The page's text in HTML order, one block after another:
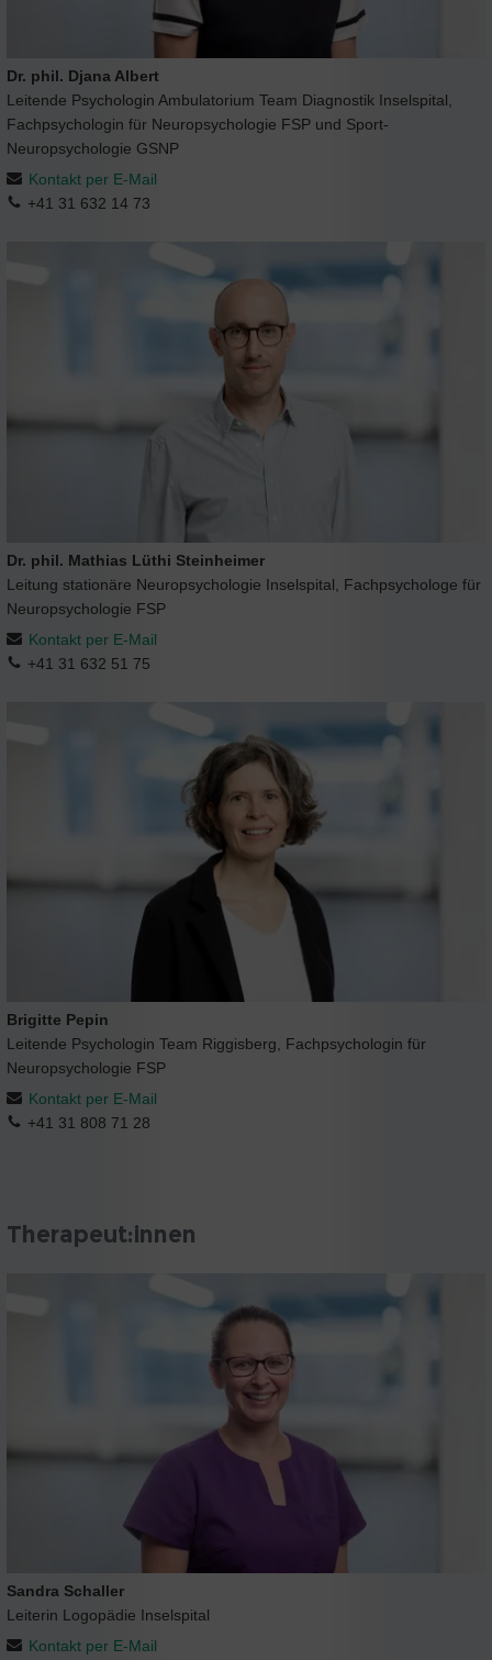
Dr. phil. Djana Albert
Leitende Psychologin Ambulatorium Team Diagnostik Inselspital,
Fachpsychologin für Neuropsychologie FSP und Sport-
Neuropsychologie GSNP
Kontakt per E-Mail
+41 31 632 14 73
Dr. phil. Mathias Lüthi Steinheimer
Leitung stationäre Neuropsychologie Inselspital, Fachpsychologe für
Neuropsychologie FSP
Kontakt per E-Mail
+41 31 632 51 75
Brigitte Pepin
Leitende Psychologin Team Riggisberg, Fachpsychologin für
Neuropsychologie FSP
Kontakt per E-Mail
+41 31 808 71 28
Therapeut:innen
Sandra Schaller
Leiterin Logopädie Inselspital
Kontakt per E-Mail